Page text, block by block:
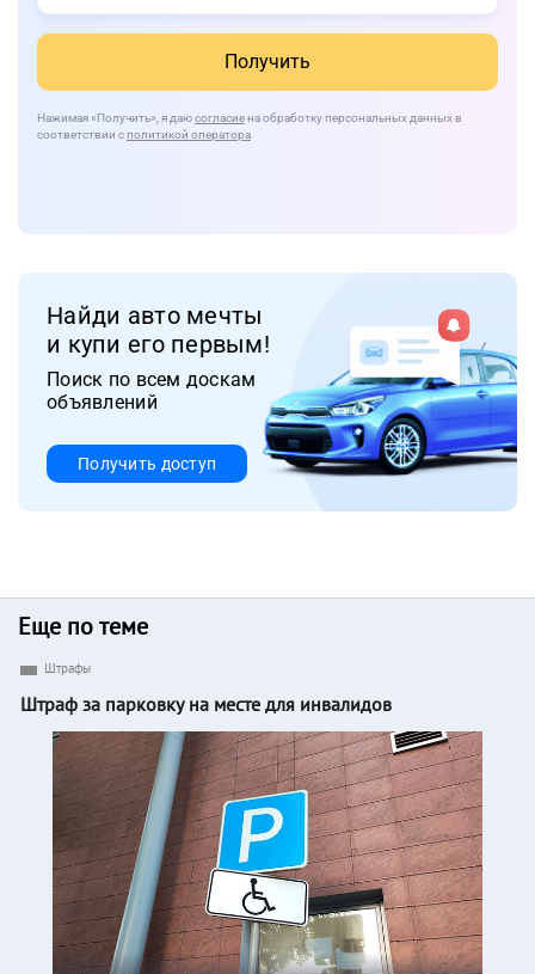
Получить
Нажимая «Получить» , я даюсогласиена обработку персональных данных в
соответствии сполитикой оператора
Найди авто мечты
и купи его первым!
Поиск по всем доскам
объявлений
Получить доступ
Еще по теме
Штрафы
Штраф за парковку на месте для инвалидов